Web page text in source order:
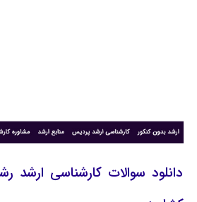
دانلود سوالات کارشناسی ارشد